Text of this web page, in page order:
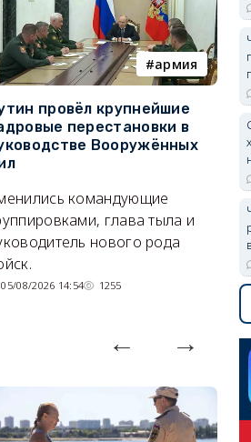
армия
провёл крупнейшие
перестановки в
Вооружённых
командующие
глава тыла и
нового рода
05/08/2026 14:54 1255
В